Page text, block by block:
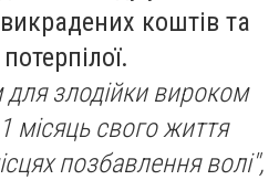
коштів та
для злодійки вироком
місяць свого життя
позбавлення волі",